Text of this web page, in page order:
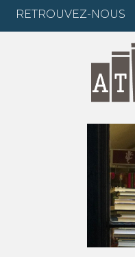
RETROUVEZ-NOUS